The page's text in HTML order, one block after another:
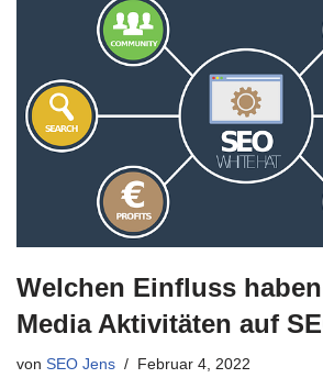
Welchen Einfluss
Media Aktivitäten auf
von SEO Jens Februar 4, 2022